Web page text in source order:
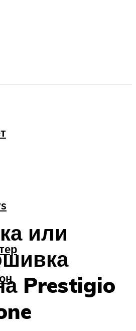
или
Prestigio